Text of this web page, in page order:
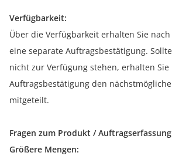
Verfügbarkeit:
Über die Verfügbarkeit erhalten Sie
eine separate Auftragsbestätigung.
nicht zur Verfügung stehen, erhalten
Auftragsbestätigung den
mitgeteilt.
Fragen zum Produkt /
Größere Mengen: